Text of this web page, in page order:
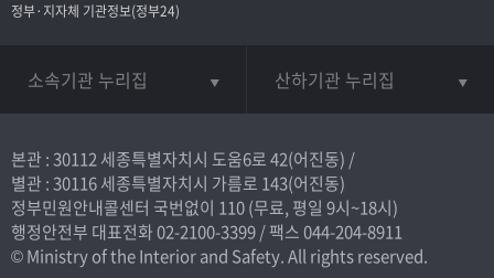
정부·지자체 기관정보(정부24)
소속기관 누리집 산하기관 누리집
본관 : 30112 세종특별자치시 도움6로 42(어진동) /
별관 : 30116 세종특별자치시 가름로 143(어진동)
정부민원안내콜센터 국번없이 110(무료, 평일 9시~18시)
행정안전부 대표전화02-2100-3399/ 팩스 044-204-8911
© Ministry of the Interior and Safety. All rights reserved.